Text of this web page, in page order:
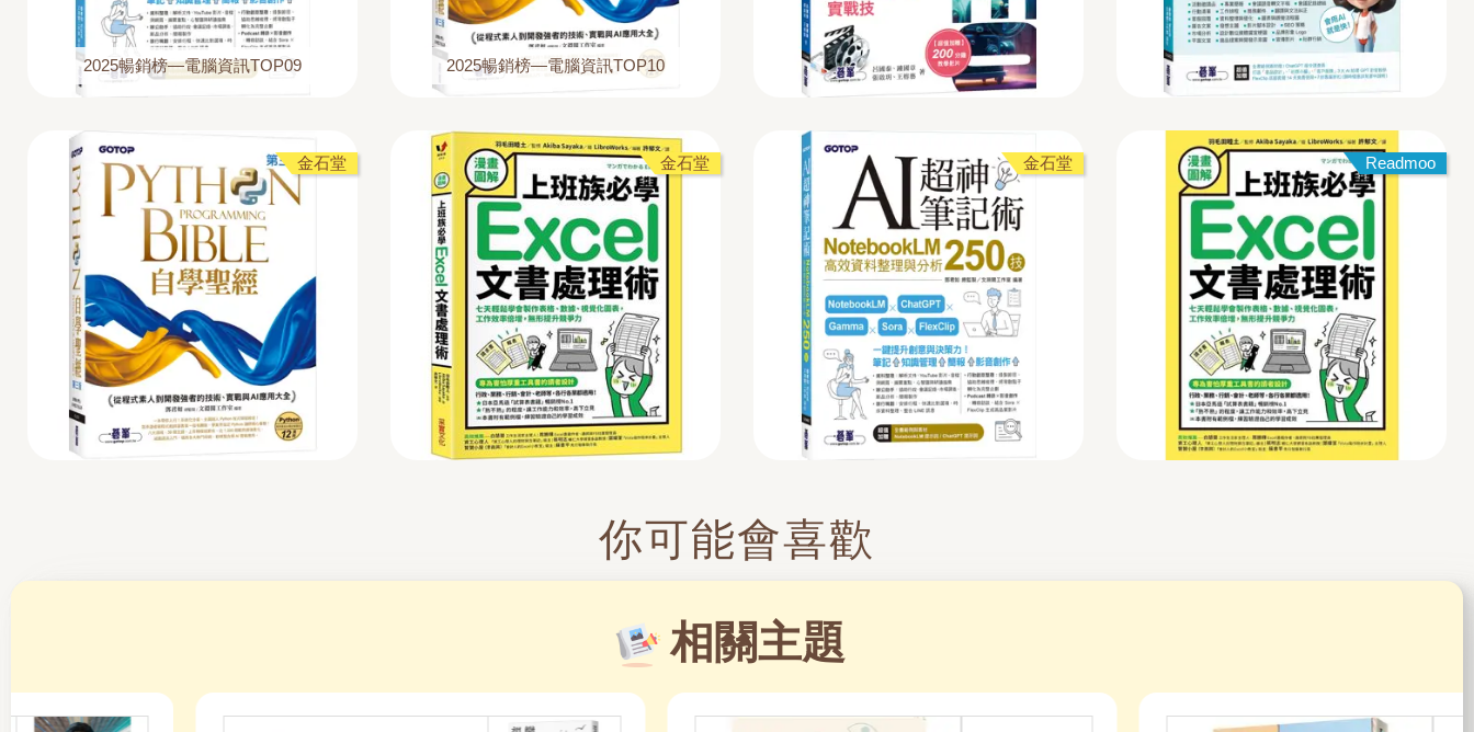
2025暢銷榜—電腦資訊TOP09 2025暢銷榜—電腦資訊TOP10
金石堂 金石堂 金石堂 Readmoo
你可能會喜歡
相關主題